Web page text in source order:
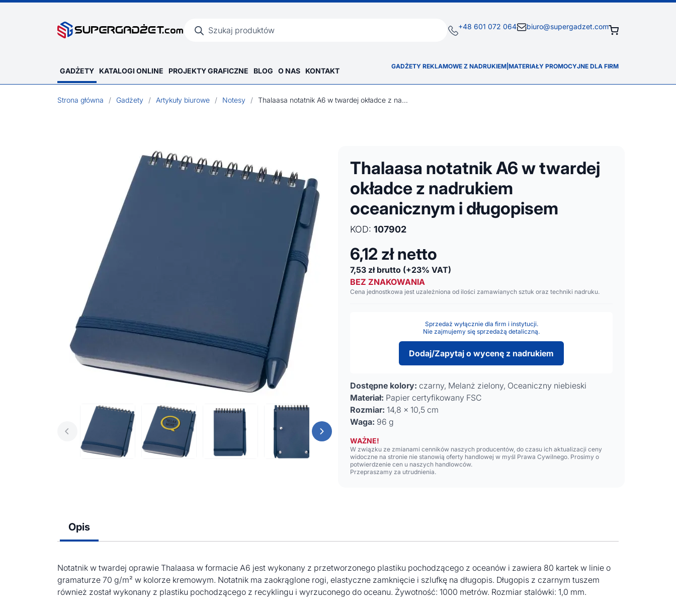
produktów
+48 601 072 064 biuro@supergadzet.com
GADŻETY KATALOGI ONLINE PROJEKTY GRAFICZNE BLOG O NAS KONTAKT GADŻETY REKLAMOWE Z NADRUKIEM MATERIAŁY PROMOCYJNE DLA FIRM
Strona główna / Gadżety / Artykuły biurowe / Notesy / Thalaasa notatnik A6 w twardej okładce z nadrukiem oceanicznym i długopisem
Thalaasa notatnik A6 w twardej
okładce z nadrukiem
oceanicznym i długopisem
KOD: 107902
6,12 zł netto
7,53 zł brutto (+23% VAT)
BEZ ZNAKOWANIA
Cena jednostkowa jest uzależniona od ilości zamawianych sztuk oraz techniki nadruku.
Sprzedaż wyłącznie dla firm i instytucji.
Nie zajmujemy się sprzedażą detaliczną.
Dodaj/Zapytaj o wycenę z nadrukiem
Dostępne kolory: czarny, Melanż zielony, Oceaniczny niebieski
Materiał: Papier certyfikowany FSC
Rozmiar: 14,8 x 10,5 cm
Waga: 96 g
WAŻNE!
W związku ze zmianami cenników naszych producentów, do czasu ich aktualizacji ceny
widoczne na stronie nie stanowią oferty handlowej w myśl Prawa Cywilnego. Prosimy o
potwierdzenie cen u naszych handlowców.
Przepraszamy za utrudnienia.
Opis
Notatnik w twardej oprawie Thalaasa w formacie A6 jest wykonany z przetworzonego plastiku pochodzącego z oceanów i zawiera 80 kartek w linie o
gramaturze 70 g/m² w kolorze kremowym. Notatnik ma zaokrąglone rogi, elastyczne zamknięcie i szlufkę na długopis. Długopis z czarnym tuszem
również został wykonany z plastiku pochodzącego z recyklingu i wyrzuconego do oceanu. Żywotność: 1000 metrów. Rozmiar stalówki: 1,0 mm.